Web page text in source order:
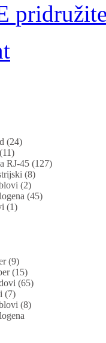
(24)
RJ-45 (127)
(8)
(2)
(45)
(1)
(9)
(15)
(65)
(7)
(8)